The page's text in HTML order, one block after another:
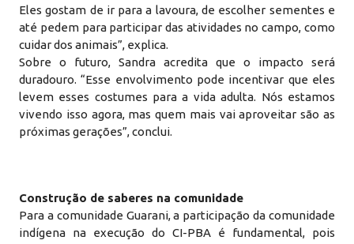
Eles gostam de ir para a lavoura, de escolher sementes e
até pedem para participar das atividades no campo, como
cuidar dos animais”, explica.
Sobre o futuro, Sandra acredita que o impacto será
duradouro. “Esse envolvimento pode incentivar que eles
levem esses costumes para a vida adulta. Nós estamos
vivendo isso agora, mas quem mais vai aproveitar são as
próximas gerações”, conclui.
Construção de saberes na comunidade
Para a comunidade Guarani, a participação da comunidade
indígena na execução do CI-PBA é fundamental, pois